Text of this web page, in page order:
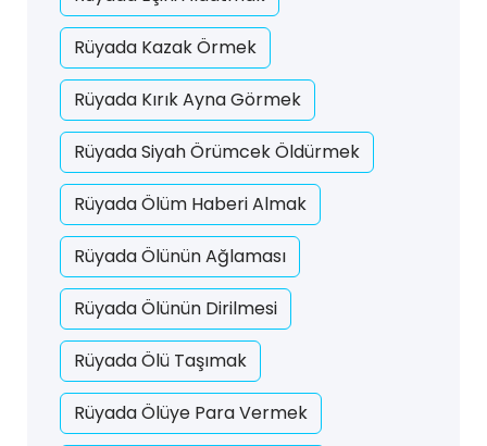
Rüyada Kazak Örmek
Rüyada Kırık Ayna Görmek
Rüyada Siyah Örümcek Öldürmek
Rüyada Ölüm Haberi Almak
Rüyada Ölünün Ağlaması
Rüyada Ölünün Dirilmesi
Rüyada Ölü Taşımak
Rüyada Ölüye Para Vermek